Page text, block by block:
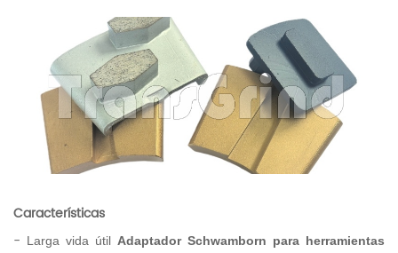
Características
- Larga vida útil Adaptador Schwamborn para herramientas